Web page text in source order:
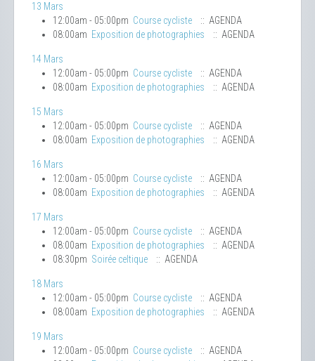
13 Mars
12:00am - 05:00pm Course cycliste
:: AGENDA
08:00am Exposition de photographies :: AGENDA
14 Mars
12:00am - 05:00pm Course cycliste
:: AGENDA
08:00am Exposition de photographies :: AGENDA
15 Mars
12:00am - 05:00pm Course cycliste
:: AGENDA
08:00am Exposition de photographies :: AGENDA
16 Mars
12:00am - 05:00pm Course cycliste
:: AGENDA
08:00am Exposition de photographies :: AGENDA
17 Mars
12:00am - 05:00pm Course cycliste
:: AGENDA
08:00am Exposition de photographies
:: AGENDA
08:30pm Soirée celtique :: AGENDA
18 Mars
12:00am - 05:00pm Course cycliste
:: AGENDA
08:00am Exposition de photographies :: AGENDA
19 Mars
12:00am - 05:00pm Course cycliste
:: AGENDA